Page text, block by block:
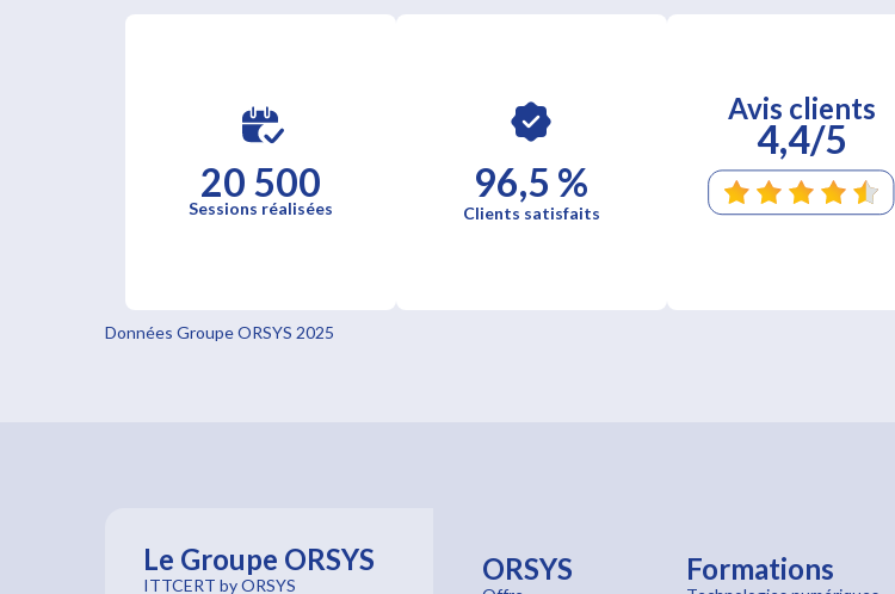
20 500
Sessions réalisées
96,5 %
Clients satisfaits
Avis clients
4,4/5
Données Groupe ORSYS 2025
Le Groupe ORSYS
ITTCERT by ORSYS ORSYS Formations